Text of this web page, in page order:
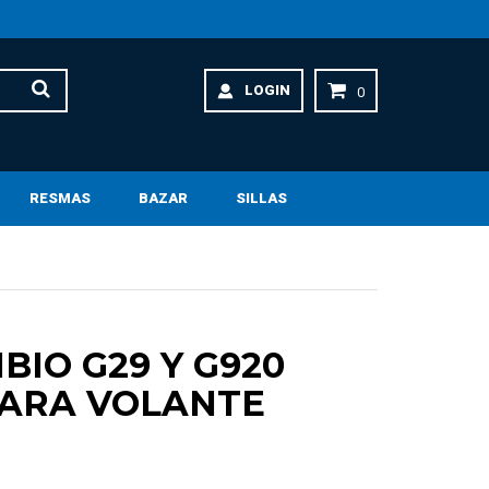
LOGIN 0
RESMAS BAZAR SILLAS
G29 Y G920
VOLANTE